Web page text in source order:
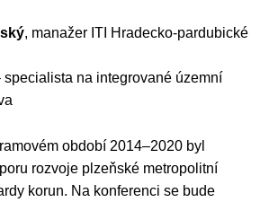
, manažer ITI Hradecko-pardubické
specialista na integrované územní
období 2014–2020 byl
rozvoje plzeňské metropolitní
korun. Na konferenci se bude